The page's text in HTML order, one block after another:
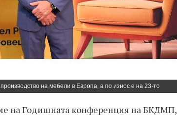
на мебели в Европа, а по износ е на 23-то
на Годишната конференция на БКДМП,